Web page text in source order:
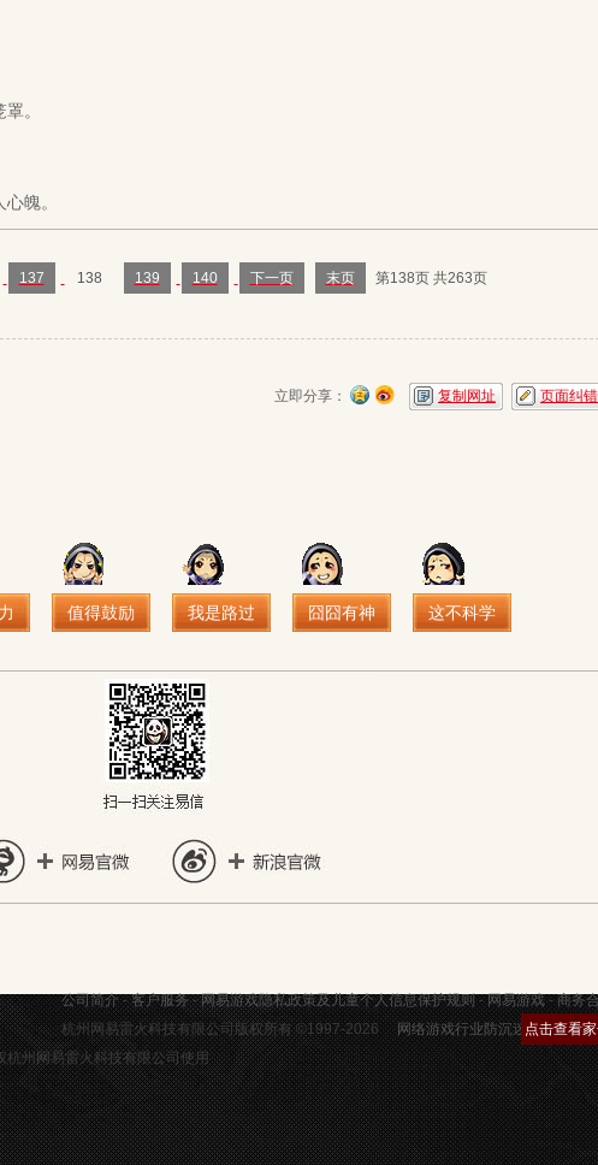
。
魄。
137 138 139 140 下一页 末页 第138页 共263页
立即分享： 复制网址 页面纠错
值得鼓励 我是路过 囧囧有神 这不科学
公司简介-客户服务-网易游戏隐私政策及儿童个人信息保护规则-网易游戏-商务
杭州网易雷火科技有限公司版权所有 ©1997-2026
点击查看
网络游戏行业防沉迷自律公约
州网易雷火科技有限公司使用